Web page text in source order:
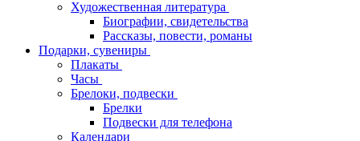
Художественная литература
Биографии, свидетельства
Рассказы, повести, романы
Подарки, сувениры
Плакаты
Часы
Брелоки, подвески
Брелки
Подвески для телефона
Календари